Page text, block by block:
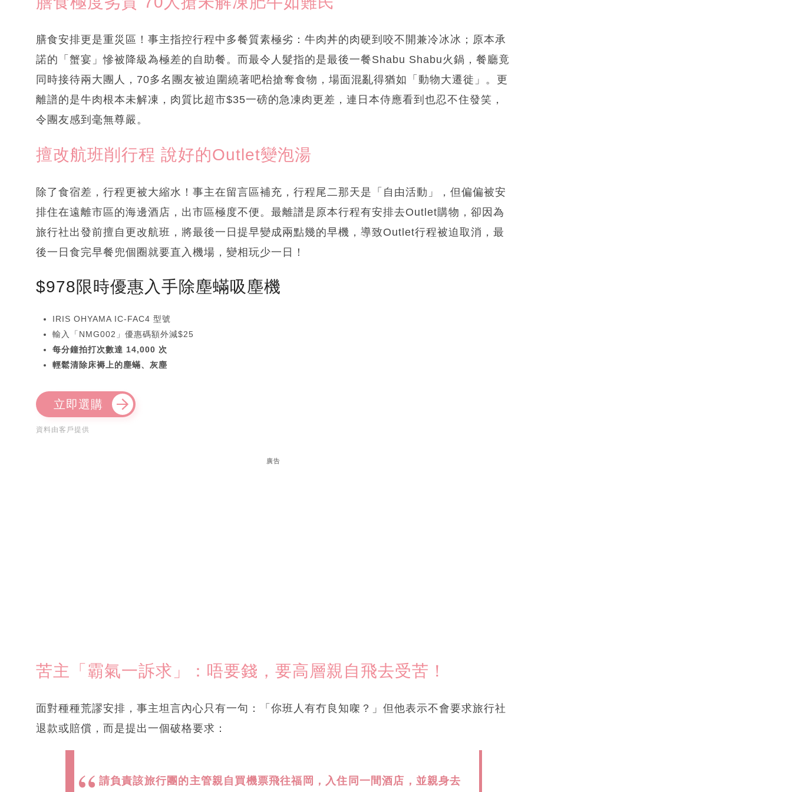
膳食安排更是重災區！事主指控行程中多餐質素極劣：牛肉丼的肉硬到咬不開兼冷冰冰；原本承
諾的「蟹宴」慘被降級為極差的自助餐。而最令人髮指的是最後一餐Shabu Shabu火鍋，餐廳竟
同時接待兩大團人，70多名團友被迫圍繞著吧枱搶奪食物，場面混亂得猶如「動物大遷徙」。更
離譜的是牛肉根本未解凍，肉質比超市$35一磅的急凍肉更差，連日本侍應看到也忍不住發笑，
令團友感到毫無尊嚴。
擅改航班削行程 說好的Outlet變泡湯
除了食宿差，行程更被大縮水！事主在留言區補充，行程尾二那天是「自由活動」，但偏偏被安
排住在遠離市區的海邊酒店，出市區極度不便。最離譜是原本行程有安排去Outlet購物，卻因為
旅行社出發前擅自更改航班，將最後一日提早變成兩點幾的早機，導致Outlet行程被迫取消，最
後一日食完早餐兜個圈就要直入機場，變相玩少一日！
$978限時優惠入手除塵蟎吸塵機
IRIS OHYAMA IC-FAC4 型號
輸入「NMG002」優惠碼額外減$25
每分鐘拍打次數達 14,000 次
輕鬆清除床褥上的塵蟎、灰塵
立即選購
資料由客戶提供
廣告
苦主「霸氣一訴求」：唔要錢，要高層親自飛去受苦！
面對種種荒謬安排，事主坦言內心只有一句：「你班人有冇良知㗎？」但他表示不會要求旅行社
退款或賠償，而是提出一個破格要求：
請負責該旅行團的主管親自買機票飛往福岡，入住同一間酒店，並親身去